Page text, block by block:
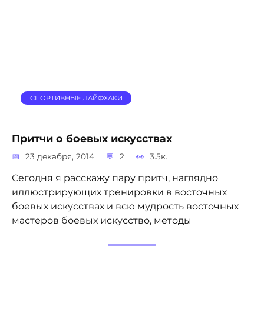
СПОРТИВНЫЕ ЛАЙФХАКИ
Притчи о боевых искусствах
23 декабря, 2014 2 3.5к.
Сегодня я расскажу пару притч, наглядно
иллюстрирующих тренировки в восточных
боевых искусствах и всю мудрость восточных
мастеров боевых искусство, методы